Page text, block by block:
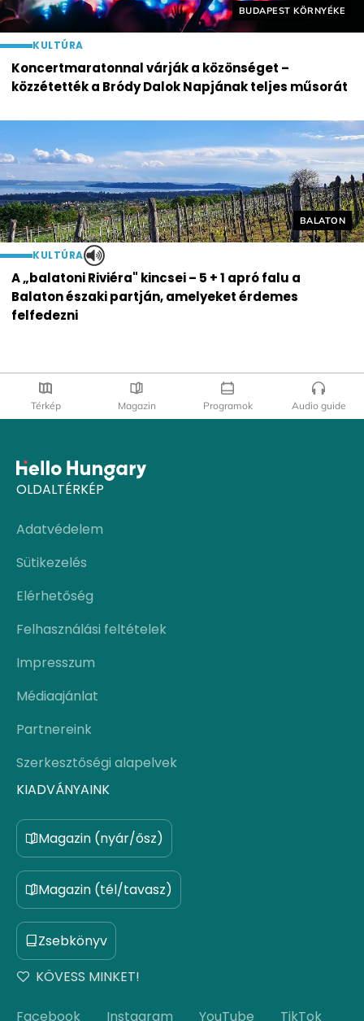
Helyszín címkék:
BUDAPEST KÖRNYÉKE
KULTÚRA
Koncertmaratonnal várják a közönséget –
közzétették a Bródy Dalok Napjának teljes műsorát
Helyszín
BALATON
KULTÚRA
A „balatoni Riviéra" kincsei – 5 + 1 apró falu a
Balaton északi partján, amelyeket érdemes
felfedezni
Térkép Magazin Programok Audio guide
OLDALTÉRKÉP
Adatvédelem
Sütikezelés
Elérhetőség
Felhasználási feltételek
Impresszum
Médiaajánlat
Partnereink
Szerkesztőségi alapelvek
KIADVÁNYAINK
Magazin (nyár/ősz)
Magazin (tél/tavasz)
Zsebkönyv
KÖVESS MINKET!
Facebook Instagram YouTube TikTok